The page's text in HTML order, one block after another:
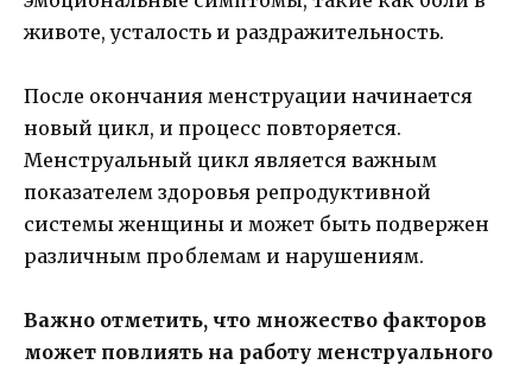
животе, усталость и раздражительность.
После окончания менструации начинается
новый цикл, и процесс повторяется.
Менструальный цикл является важным
показателем здоровья репродуктивной
системы женщины и может быть подвержен
различным проблемам и нарушениям.
Важно отметить, что множество факторов
может повлиять на работу менструального